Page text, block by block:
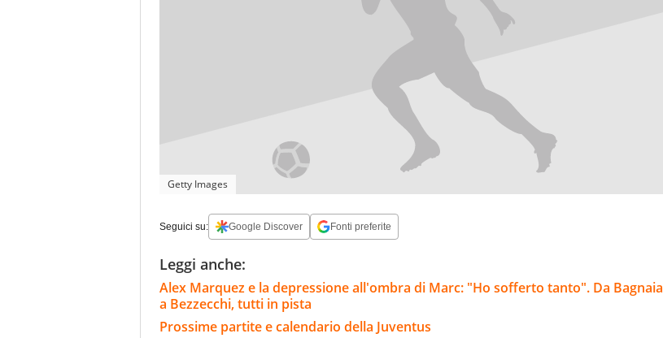
Getty Images
Seguici su: Google Discover Fonti preferite
Leggi anche:
Alex Marquez e la depressione all'ombra di Marc: "Ho sofferto tanto". Da Bagnaia
a Bezzecchi, tutti in pista
Prossime partite e calendario della Juventus